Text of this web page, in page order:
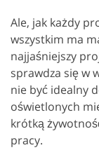
Ale, jak każdy
wszystkim ma
najjaśniejszy
sprawdza się w
nie być idealny
oświetlonych
krótką
pracy.